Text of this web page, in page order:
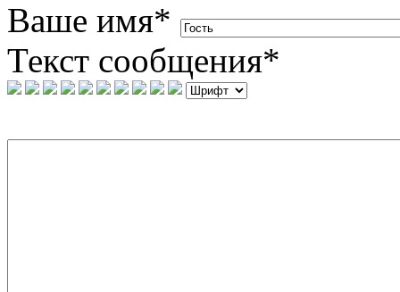
Ваше имя*
Текст сообщения*